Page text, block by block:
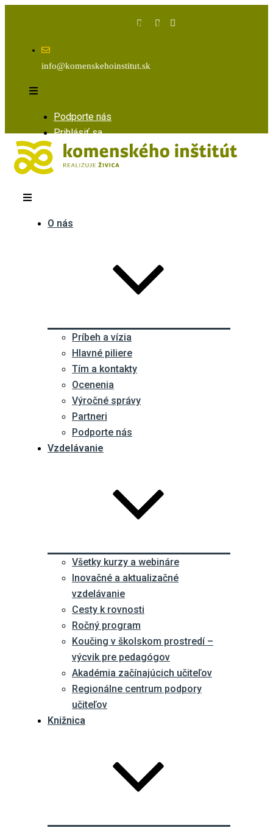
InstagramYoutube
info@komenskehoinstitut.sk
Podporte nás
Prihlásiť sa
O nás
Príbeh a vízia
Hlavné piliere
Tím a kontakty
Ocenenia
Výročné správy
Partneri
Podporte nás
Vzdelávanie
Všetky kurzy a webináre
Inovačné a aktualizačné
vzdelávanie
Cesty k rovnosti
Ročný program
Koučing v školskom prostredí –
výcvik pre pedagógov
Akadémia začínajúcich učiteľov
Regionálne centrum podpory
učiteľov
Knižnica